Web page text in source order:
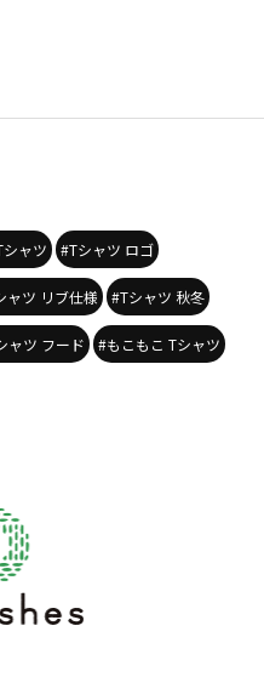
ャツ #Tシャツ ロゴ
ャツ リブ仕様 #Tシャツ 秋冬
ャツ フード #もこもこ Tシャツ